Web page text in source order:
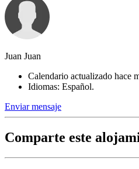
Juan Juan
Calendario actualizado hace
Idiomas: Español.
Enviar mensaje
Comparte este